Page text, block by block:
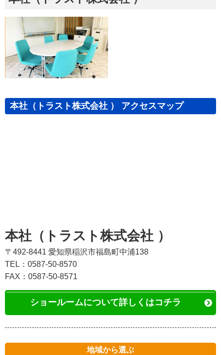
本社（トラスト株式会社 ） アクセスマップ
本社（トラスト株式会社 ）
〒492-8441 愛知県稲沢市福島町中浦138
TEL：0587-50-8570
FAX：0587-50-8571
ショールームについて詳しくはコチラ
地域から選ぶ